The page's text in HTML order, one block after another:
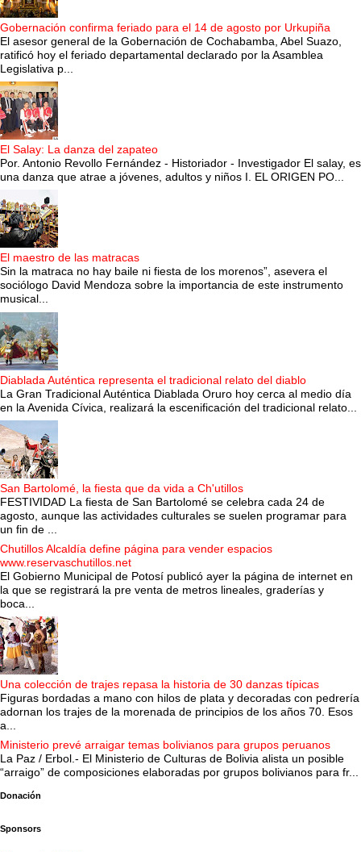
Gobernación confirma feriado para el 14 de agosto por Urkupiña
El asesor general de la Gobernación de Cochabamba, Abel Suazo,
ratificó hoy el feriado departamental declarado por la Asamblea
Legislativa p...
El Salay: La danza del zapateo
Por. Antonio Revollo Fernández - Historiador - Investigador El salay, es
una danza que atrae a jóvenes, adultos y niños I. EL ORIGEN PO...
El maestro de las matracas
Sin la matraca no hay baile ni fiesta de los morenos”, asevera el
sociólogo David Mendoza sobre la importancia de este instrumento
musical...
Diablada Auténtica representa el tradicional relato del diablo
La Gran Tradicional Auténtica Diablada Oruro hoy cerca al medio día
en la Avenida Cívica, realizará la escenificación del tradicional relato...
San Bartolomé, la fiesta que da vida a Ch'utillos
FESTIVIDAD La fiesta de San Bartolomé se celebra cada 24 de
agosto, aunque las actividades culturales se suelen programar para
un fin de ...
Chutillos Alcaldía define página para vender espacios
www.reservaschutillos.net
El Gobierno Municipal de Potosí publicó ayer la página de internet en
la que se registrará la pre venta de metros lineales, graderías y
boca...
Una colección de trajes repasa la historia de 30 danzas típicas
Figuras bordadas a mano con hilos de plata y decoradas con pedrería
adornan los trajes de la morenada de principios de los años 70. Esos
a...
Ministerio prevé arraigar temas bolivianos para grupos peruanos
La Paz / Erbol.- El Ministerio de Culturas de Bolivia alista un posible
“arraigo” de composiciones elaboradas por grupos bolivianos para fr...
Donación
Sponsors